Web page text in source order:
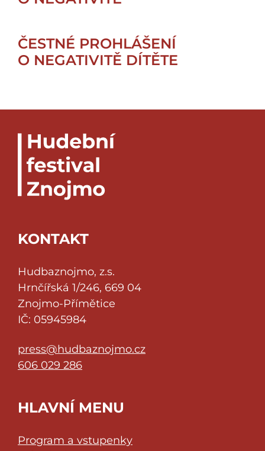
ČESTNÉ PROHLÁŠENÍ
O NEGATIVITĚ DÍTĚTE
KONTAKT
Hudbaznojmo, z.s.
Hrnčířská 1/246, 669 04
Znojmo-Přímětice
IČ: 05945984
press@hudbaznojmo.cz
606 029 286
HLAVNÍ MENU
Program a vstupenky